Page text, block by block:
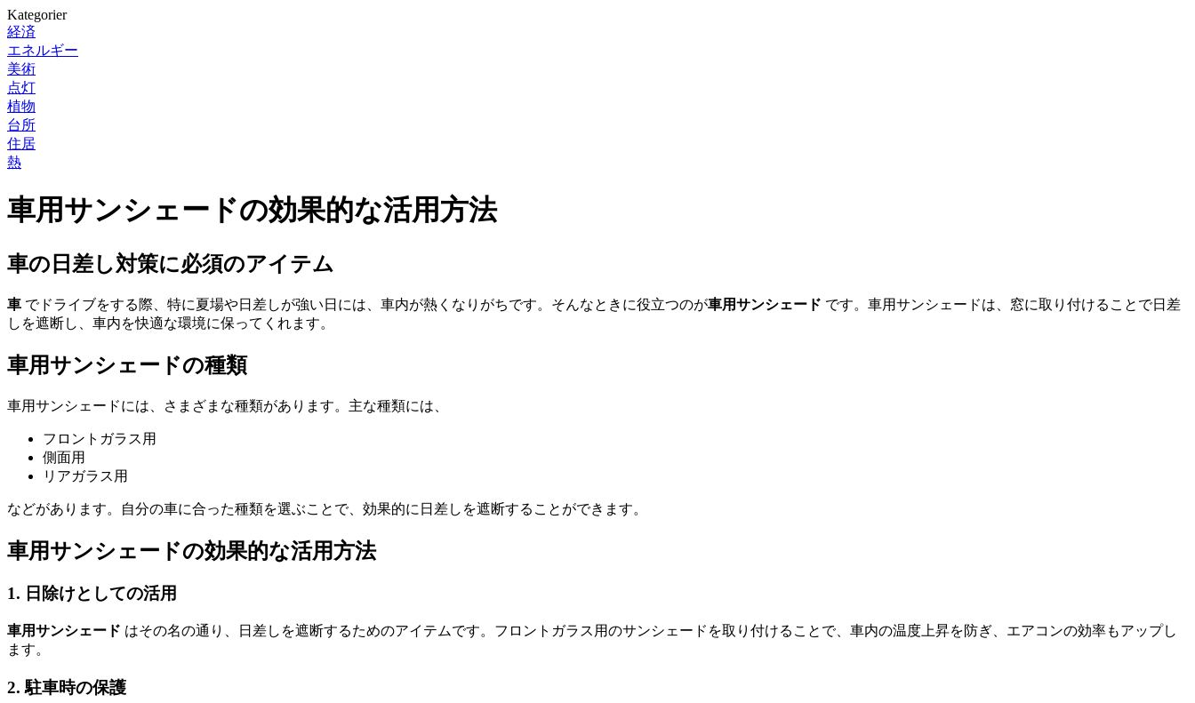
Kategorier
経済
エネルギー
美術
点灯
植物
台所
住居
熱
車用サンシェードの効果的な活用方法
車の日差し対策に必須のアイテム
車 でドライブをする際、特に夏場や日差しが強い日には、車内が熱くなりがちです。そんなときに役立つのが車用サンシェード です。車用サンシェードは、窓に取り付けることで日差
しを遮断し、車内を快適な環境に保ってくれます。
車用サンシェードの種類
車用サンシェードには、さまざまな種類があります。主な種類には、
フロントガラス用
側面用
リアガラス用
などがあります。自分の車に合った種類を選ぶことで、効果的に日差しを遮断することができます。
車用サンシェードの効果的な活用方法
1. 日除けとしての活用
車用サンシェード はその名の通り、日差しを遮断するためのアイテムです。フロントガラス用のサンシェードを取り付けることで、車内の温度上昇を防ぎ、エアコンの効率もアップし
ます。
2. 駐車時の保護